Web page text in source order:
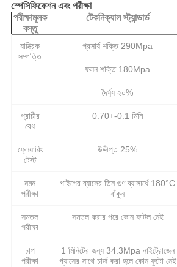
স্পেসিফিকেশন এবং পরীক্ষা
পরীক্ষামূলক
বস্তু
টেকনিক্যাল স্ট্যান্ডার্ড
যান্ত্রিক
সম্পত্তি
প্রসার্য শক্তি 290Mpa
ফলন শক্তি 180Mpa
দৈর্ঘ্য ২০%
প্রাচীর
বেধ
0.70+-0.1 মিমি
ফ্লেয়ারিং
টেস্ট
উদ্দীপ্ত 25%
নমন
পরীক্ষা
পাইপের ব্যাসের তিন গুণ ব্যাসার্ধে 180°C
বাঁকুন
সমতল
পরীক্ষা
সমতল করার পরে কোন ফাটল নেই
চাপ
পরীক্ষা
1 মিনিটের জন্য 34.3Mpa নাইট্রোজেন
গ্যাসের সাথে চার্জ করা হলে কোন ফুটো নেই